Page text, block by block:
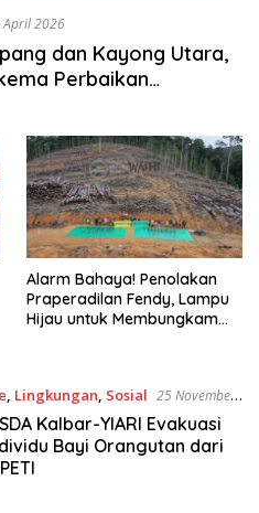
14 April 2026
dan Kayong Utara,
Perbaikan
Alarm Bahaya! Penolakan
Praperadilan Fendy, Lampu
Hijau untuk Membungkam
Lingkungan Sosial 25 November
Kalbar-YIARI Evakuasi
Bayi Orangutan dari